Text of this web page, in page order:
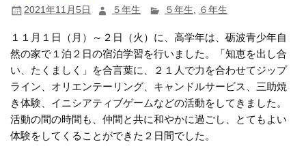
2021年11月5日 ５年生 ５年生, ６年生
１１月１日（月）～２日（火）に、高学年は、砺波青少年自
然の家で１泊２日の宿泊学習を行いました。「知恵を出し合
い、たくましく」を合言葉に、２１人で力を合わせてジップ
ライン、オリエンテーリング、キャンドルサービス、三助焼
き体験、イニシアティブゲームなどの活動をしてきました。
活動の間の時間も、仲間と共に和やかに過ごし、とてもよい
体験をしてくることができた２日間でした。